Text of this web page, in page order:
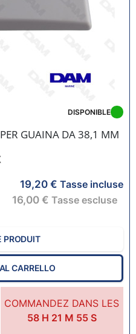
GUAINA DA 38,1 MM
COMMANDEZ DANS LES
58H 21 M 54 S
DISPONIBLE
19,20 € Tasse incluse
16,00 € Tasse escluse
PRODUIT
CARRELLO